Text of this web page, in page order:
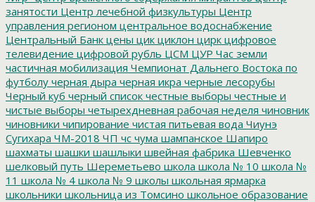
занятости Центр лечебной физкультуры Центр
управления регионом центральное водоснабжение
Центральный Банк цены цик циклон цирк цифровое
телевидение цифровой рубль ЦСМ ЦУР Час земли
частичная мобилизация Чемпионат Дальнего Востока по
футболу черная дыра черная икра черные лесорубы
Черный куб черный список честные выборы честные и
чистые выборы четырехдневная рабочая неделя чиновник
чиновники чипирование чистая питьевая вода Чиунэ
Сугихара ЧМ-2018 ЧП чс чума шампанское Шапиро
шахматы шашки шашлыки швейная фабрика Шевченко
шелковый путь Шереметьево школа школа № 10 школа №
11 школа № 4 школа № 9 школы школьная ярмарка
школьники школьница из Томсино школьное образование